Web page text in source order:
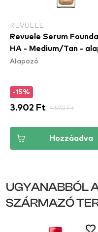
REVUELE
Revuele Serum
HA - Medium/Tan -
Alapozó
-15%
3.902 Ft 4.590 Ft
Hozzáadva
UGYANABBÓL
SZÁRMAZÓ